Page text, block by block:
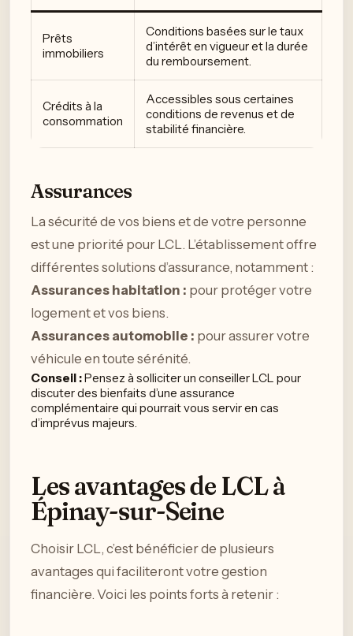
Prêts
immobiliers
Conditions basées sur le taux
d’intérêt en vigueur et la durée
du remboursement.
Crédits à la
consommation
Accessibles sous certaines
conditions de revenus et de
stabilité financière.
Assurances
La sécurité de vos biens et de votre personne
est une priorité pour LCL. L’établissement offre
différentes solutions d’assurance, notamment :
Assurances habitation : pour protéger votre
logement et vos biens.
Assurances automobile : pour assurer votre
véhicule en toute sérénité.
Conseil :Pensez à solliciter un conseiller LCL pour
discuter des bienfaits d’une assurance
complémentaire qui pourrait vous servir en cas
d’imprévus majeurs.
Les avantages de LCL à
Épinay-sur-Seine
Choisir LCL, c’est bénéficier de plusieurs
avantages qui faciliteront votre gestion
financière. Voici les points forts à retenir :